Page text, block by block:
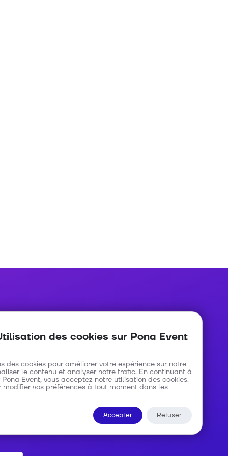
Nous contacter
C/ Gombe - Kinshasa
info@ponaevent.com
des cookies sur Pona Event
des cookies pour améliorer votre expérience sur notre
le contenu et analyser notre trafic. En continuant à
Event, vous acceptez notre utilisation des cookies.
modifier vos préférences à tout moment dans les
Accepter Refuser